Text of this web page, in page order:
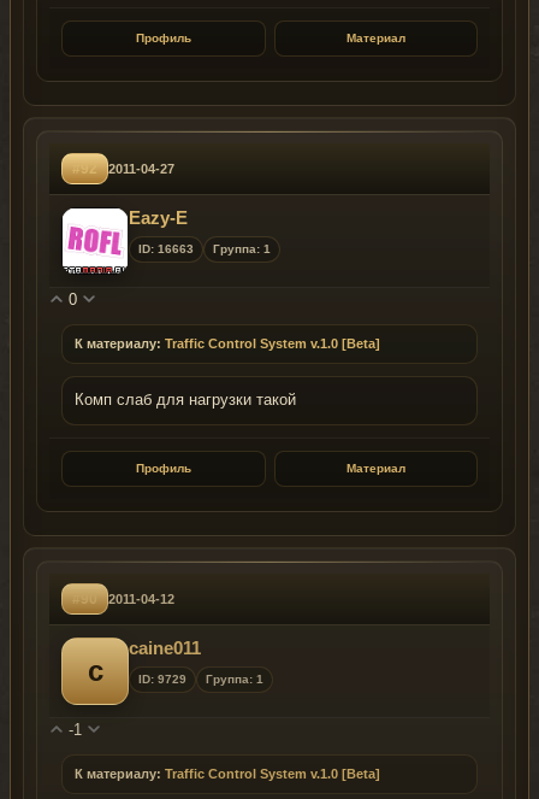
Профиль Материал
#92 2011-04-27
Eazy-Е
ID: 16663 Группа: 1
0
К материалу: Traffic Control System v.1.0 [Beta]
Комп слаб для нагрузки такой
Профиль Материал
#90 2011-04-12
c
caine011
ID: 9729 Группа: 1
-1
К материалу: Traffic Control System v.1.0 [Beta]